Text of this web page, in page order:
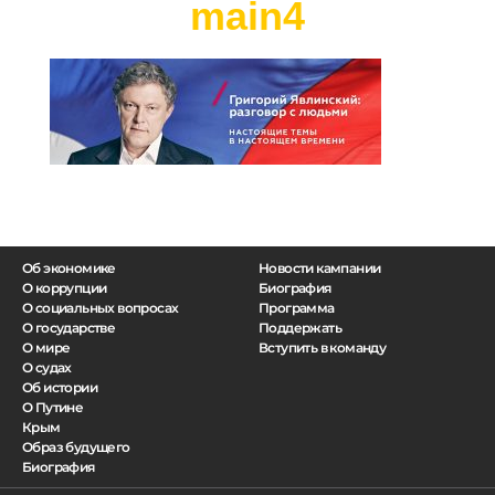
main4
Об экономике
О коррупции
О социальных вопросах
О государстве
О мире
О судах
Об истории
О Путине
Крым
Образ будущего
Биография
Новости кампании
Биография
Программа
Поддержать
Вступить в команду